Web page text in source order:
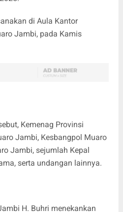
di Aula Kantor
Jambi, pada Kamis
Kemenag Provinsi
Jambi, Kesbangpol Muaro
Jambi, sejumlah Kepal
serta undangan lainnya.
H. Buhri menekankan